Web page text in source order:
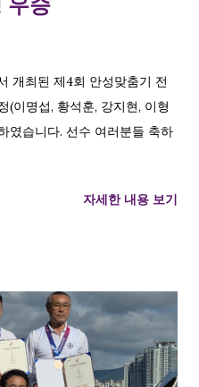
개최된 제4회 안성맞춤기 전
(이명섭, 황석훈, 강지현, 이형
였습니다. 선수 여러분들 축하
자세한 내용 보기